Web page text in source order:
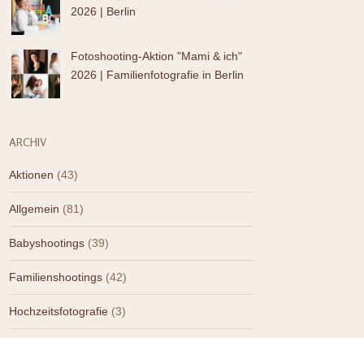
2026 | Berlin
Fotoshooting-Aktion "Mami & ich"
2026 | Familienfotografie in Berlin
ARCHIV
Aktionen (43)
Allgemein (81)
Babyshootings (39)
Familienshootings (42)
Hochzeitsfotografie (3)